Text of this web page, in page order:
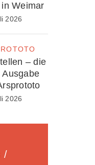
Weimar
2026
– die
Ausgabe
2026
/